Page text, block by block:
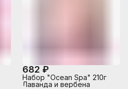
682 ₽
Набор "Ocean Spa" 210г
Лаванда и вербена